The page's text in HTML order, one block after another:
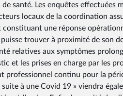
santé. Les enquêtes effectuées
locaux de la coordination
une réponse
trouver à proximité de son
relatives aux symptômes
et les prises en charge par les
continu pour la
à une Covid 19 » viendra